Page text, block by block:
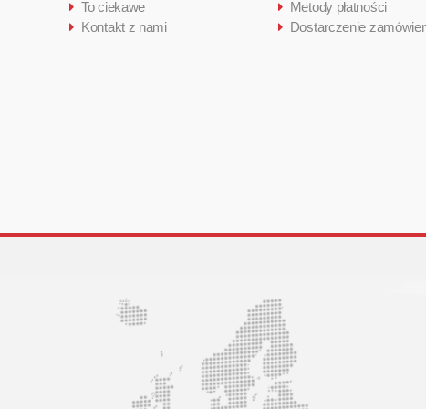
To ciekawe
Kontakt z nami
Metody płatności
Dostarczenie